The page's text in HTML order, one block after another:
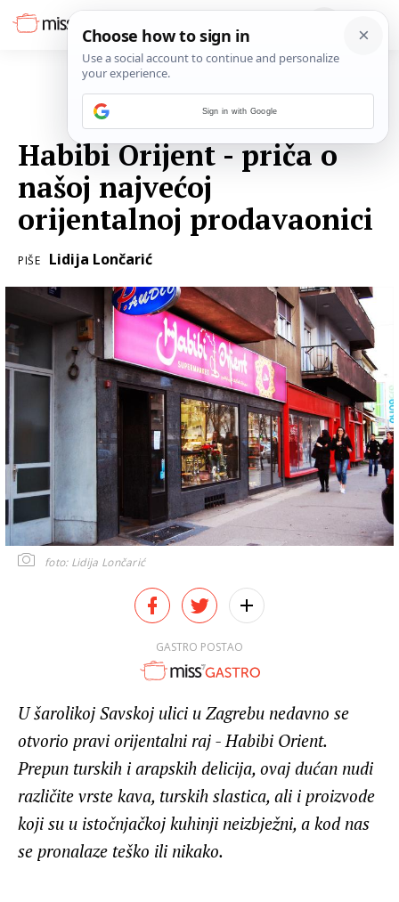
Habibi Orijent - priča o
našoj najvećoj
orijentalnoj prodavaonici
PIŠE Lidija Lončarić
foto: Lidija Lončarić
GASTRO POSTAO
U šarolikoj Savskoj ulici u Zagrebu nedavno se
otvorio pravi orijentalni raj - Habibi Orient.
Prepun turskih i arapskih delicija, ovaj dućan nudi
različite vrste kava, turskih slastica, ali i proizvode
koji su u istočnjačkoj kuhinji neizbježni, a kod nas
se pronalaze teško ili nikako.
Sign in with Google